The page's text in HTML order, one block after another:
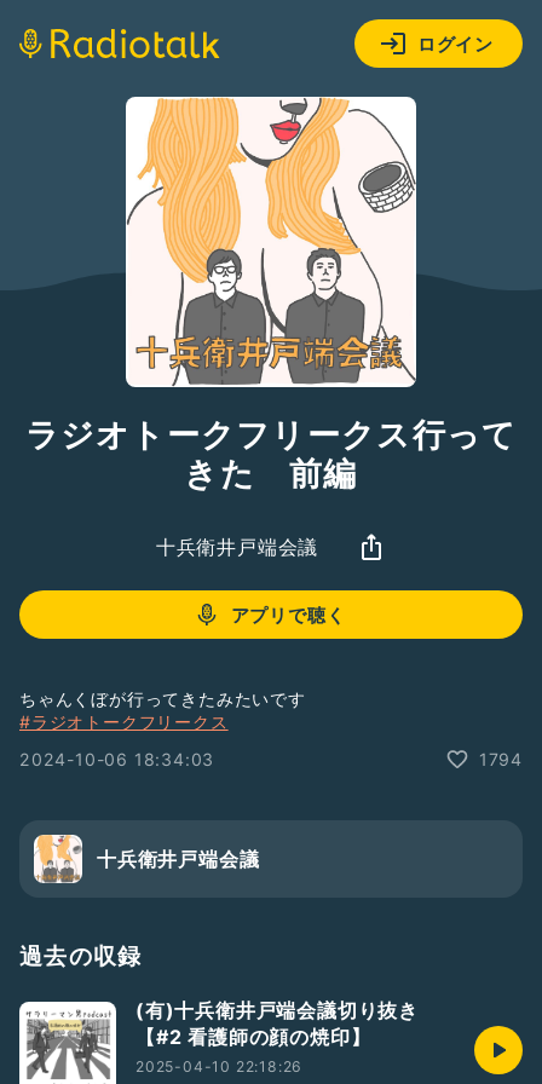
ログイン
ラジオトークフリークス行って
きた 前編
十兵衛井戸端会議
アプリで聴く
ちゃんくぼが行ってきたみたいです
#ラジオトークフリークス
2024-10-06 18:34:03
1794
十兵衛井戸端会議
過去の収録
(有)十兵衛井戸端会議切り抜き
【#2 看護師の顔の焼印】
2025-04-10 22:18:26